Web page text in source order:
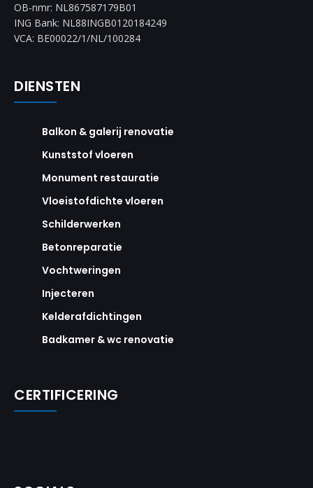
OB-nmr: NL867587179B01
ING Bank: NL88INGB0120184249
VCA: BE00022/1/NL/100284
DIENSTEN
Balkon & galerij renovatie
Kunststof vloeren
Monument restauratie
Vloeistofdichte vloeren
Schilderwerken
Betonreparatie
Vochtweringen
Injecteren
Kelderafdichtingen
Badkamer & wc renovatie
CERTIFICERING